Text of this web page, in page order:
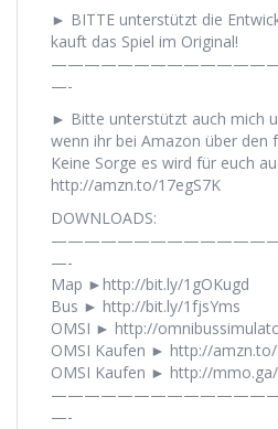
► BITTE unterstützt die
kauft das Spiel im Original!
—-
► Bitte unterstützt auch mich
wenn ihr bei Amazon über den
Keine Sorge es wird für euch
http://amzn.to/17egS7K
DOWNLOADS:
—-
Map ►http://bit.ly/1gOKugd
Bus ► http://bit.ly/1fjsYms
OMSI ► http://
OMSI Kaufen ► http://amzn.to/
OMSI Kaufen ► http://
—-